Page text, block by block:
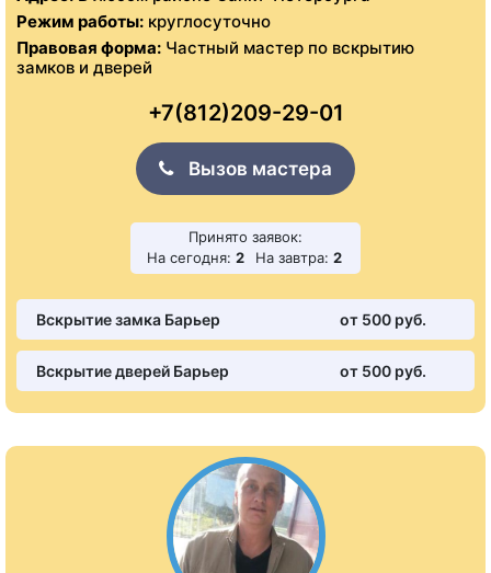
Режим работы: круглосуточно
Правовая форма: Частный мастер по вскрытию
замков и дверей
+7(812)209-29-01
Вызов мастера
Принято заявок:
На сегодня: 2 На завтра: 2
Вскрытие замка Барьер от 500 pуб.
Вскрытие дверей Барьер от 500 pуб.